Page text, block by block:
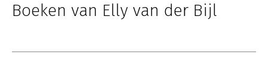
Boeken van Elly van der Bijl